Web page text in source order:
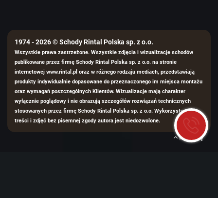
1974 - 2026 © Schody Rintal Polska sp. z o.o.
Wszystkie prawa zastrzeżone. Wszystkie zdjęcia i wizualizacje schodów
publikowane przez firmę Schody Rintal Polska sp. z o.o. na stronie
internetowej www.rintal.pl oraz w różnego rodzaju mediach, przedstawiają
produkty indywidualnie dopasowane do przeznaczonego im miejsca montażu
oraz wymagań poszczególnych Klientów. Wizualizacje mają charakter
wyłącznie poglądowy i nie obrazują szczegółów rozwiązań technicznych
stosowanych przez firmę Schody Rintal Polska sp. z o.o. Wykorzystywanie
treści i zdjęć bez pisemnej zgody autora jest niedozwolone.
Na górę